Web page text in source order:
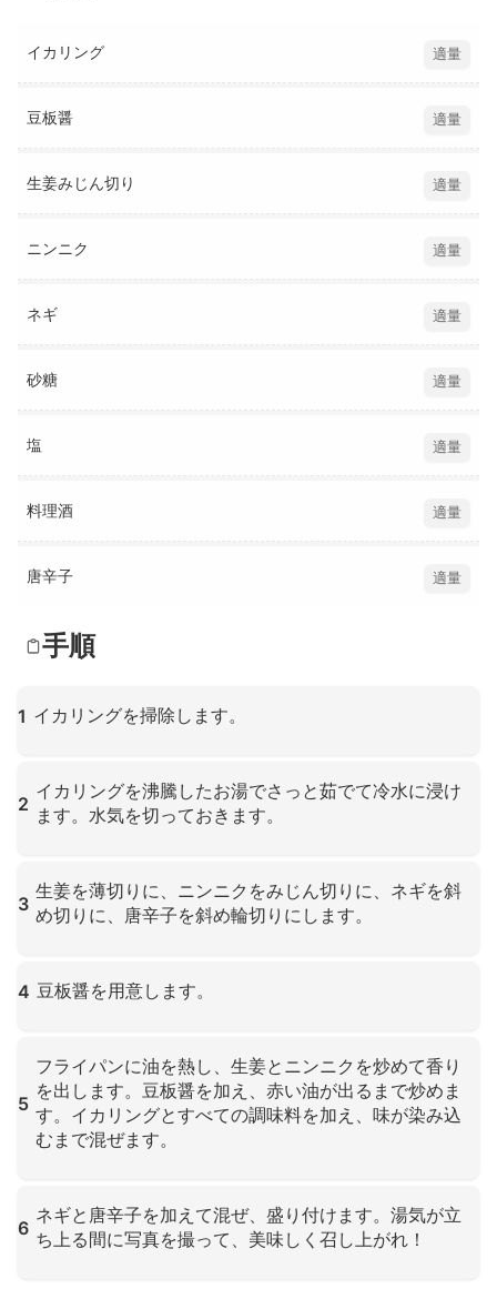
イカリング 適量
豆板醤 適量
生姜みじん切り 適量
ニンニク 適量
ネギ 適量
砂糖 適量
塩 適量
料理酒 適量
唐辛子 適量
手順
1 イカリングを掃除します。
2
イカリングを沸騰したお湯でさっと茹でて冷水に浸け
ます。水気を切っておきます。
3
生姜を薄切りに、ニンニクをみじん切りに、ネギを斜
め切りに、唐辛子を斜め輪切りにします。
4 豆板醤を用意します。
5
フライパンに油を熱し、生姜とニンニクを炒めて香り
を出します。豆板醤を加え、赤い油が出るまで炒めま
す。イカリングとすべての調味料を加え、味が染み込
むまで混ぜます。
6
ネギと唐辛子を加えて混ぜ、盛り付けます。湯気が立
ち上る間に写真を撮って、美味しく召し上がれ！